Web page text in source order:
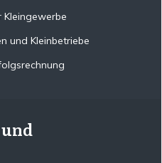
Kleingewerbe
und Kleinbetriebe